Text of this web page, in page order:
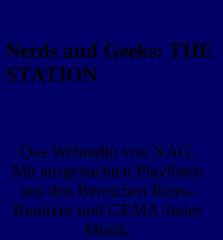
Nerds and Geeks: THE
STATION
Das Webradio von NAG.
Mit ausgesuchten Playlisten
aus den Bereichen Retro-
Remixes und GEMA-freier
Musik.